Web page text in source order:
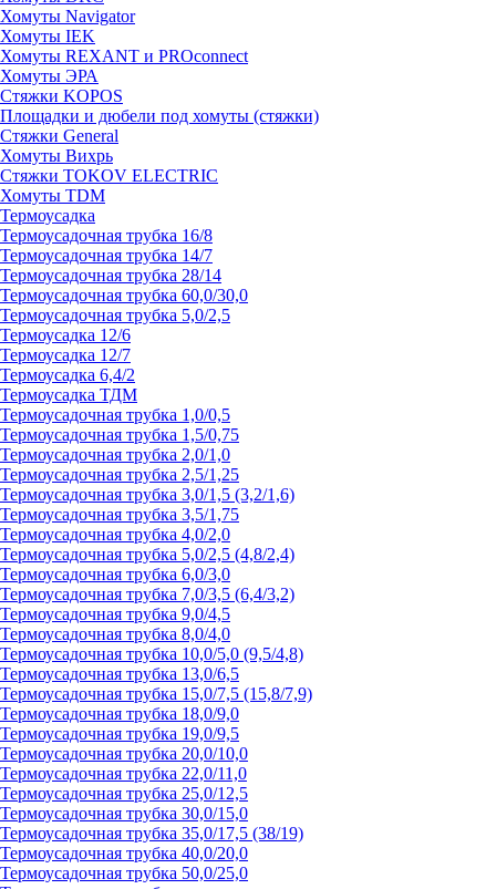
Хомуты Navigator
Хомуты IEK
Хомуты REXANT и PROconnect
Хомуты ЭРА
Стяжки KOPOS
Площадки и дюбели под хомуты (стяжки)
Стяжки General
Хомуты Вихрь
Стяжки TOKOV ELECTRIC
Хомуты TDM
Термоусадка
Термоусадочная трубка 16/8
Термоусадочная трубка 14/7
Термоусадочная трубка 28/14
Термоусадочная трубка 60,0/30,0
Термоусадочная трубка 5,0/2,5
Термоусадка 12/6
Термоусадка 12/7
Термоусадка 6,4/2
Термоусадка ТДМ
Термоусадочная трубка 1,0/0,5
Термоусадочная трубка 1,5/0,75
Термоусадочная трубка 2,0/1,0
Термоусадочная трубка 2,5/1,25
Термоусадочная трубка 3,0/1,5 (3,2/1,6)
Термоусадочная трубка 3,5/1,75
Термоусадочная трубка 4,0/2,0
Термоусадочная трубка 5,0/2,5 (4,8/2,4)
Термоусадочная трубка 6,0/3,0
Термоусадочная трубка 7,0/3,5 (6,4/3,2)
Термоусадочная трубка 9,0/4,5
Термоусадочная трубка 8,0/4,0
Термоусадочная трубка 10,0/5,0 (9,5/4,8)
Термоусадочная трубка 13,0/6,5
Термоусадочная трубка 15,0/7,5 (15,8/7,9)
Термоусадочная трубка 18,0/9,0
Термоусадочная трубка 19,0/9,5
Термоусадочная трубка 20,0/10,0
Термоусадочная трубка 22,0/11,0
Термоусадочная трубка 25,0/12,5
Термоусадочная трубка 30,0/15,0
Термоусадочная трубка 35,0/17,5 (38/19)
Термоусадочная трубка 40,0/20,0
Термоусадочная трубка 50,0/25,0